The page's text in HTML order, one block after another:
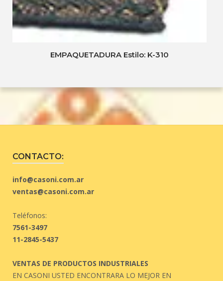
EMPAQUETADURA Estilo: K-310
CONTACTO:
info@casoni.com.ar
ventas@casoni.com.ar
Teléfonos:
7561-3497
11-2845-5437
VENTAS DE PRODUCTOS INDUSTRIALES
EN CASONI USTED ENCONTRARA LO MEJOR EN